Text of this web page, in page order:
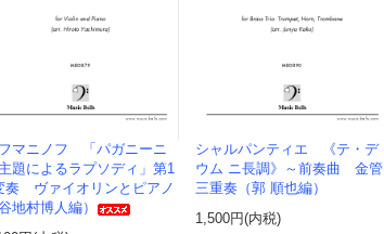
マニノフ 「パガニーニ
題によるラプソディ」第1
奏 ヴァイオリンとピアノ
谷地村博人編）
シャルパンティエ 《テ・デ
ウム ニ長調》～前奏曲 金管
三重奏（郭 順也編）
1,500円(内税)